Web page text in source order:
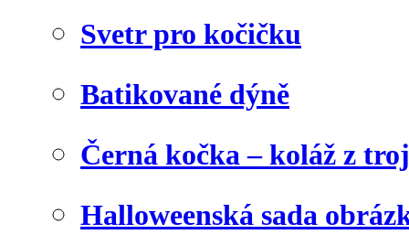
Svetr pro kočičku
Batikované dýně
Černá kočka – koláž z
Halloweenská sada